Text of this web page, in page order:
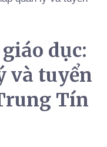
dục:
và tuyển
Tín